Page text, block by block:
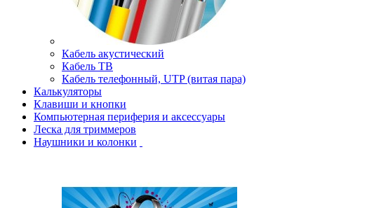
Кабель акустический
Кабель ТВ
Кабель телефонный, UTP (витая пара)
Калькуляторы
Клавиши и кнопки
Компьютерная периферия и аксессуары
Леска для триммеров
Наушники и колонки